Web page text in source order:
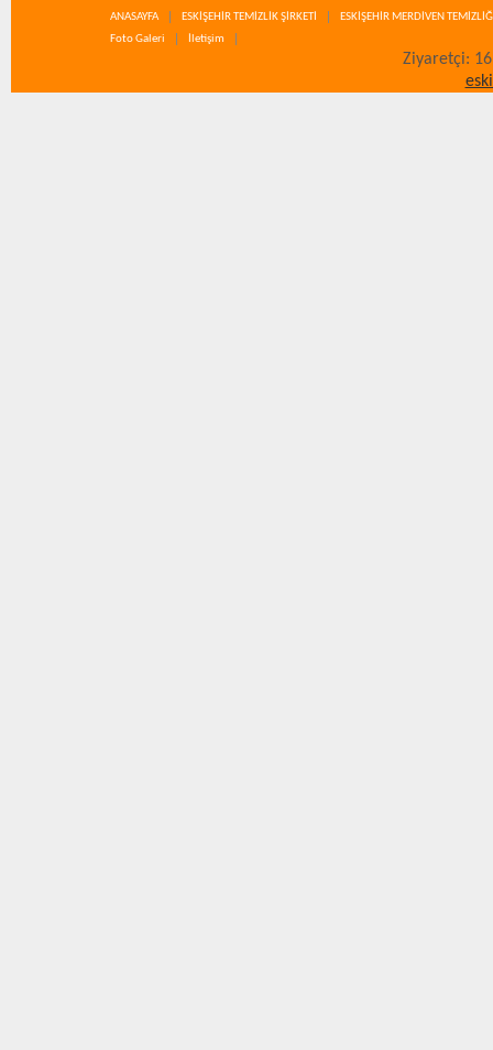
ANASAYFA ESKİŞEHİR TEMİZLİK ŞİRKETİ
ESKİŞEHİR MERDİVEN
Foto Galeri
İletişim
Ziyaretçi: